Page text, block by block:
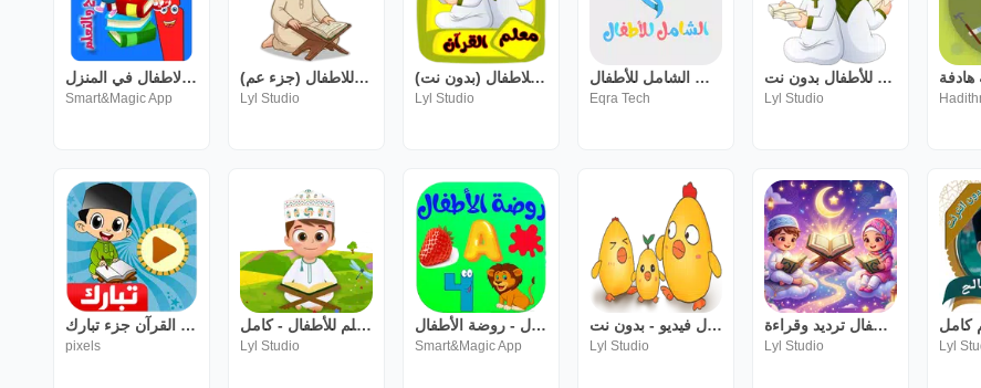
روضة الاطفال في المنزل
Smart&Magic App
المصحف المعلم للاطفال (جزء عم)
Lyl Studio
معلم القرآن للاطفال (بدون نت)
Lyl Studio
المصحف الشامل للأطفال
Eqra Tech
قصار السور للأطفال بدون نت
Lyl Studio
معلم القرآن جزء تبارك
pixels
المصحف المعلم للأطفال - كامل
Lyl Studio
الحروف الألوان والارقام للاطفال - روضة الأطفال
Smart&Magic App
اغاني اطفال فيديو - بدون نت
Lyl Studio
جزء عم للاطفال ترديد وقراءة
Lyl Studio Lyl